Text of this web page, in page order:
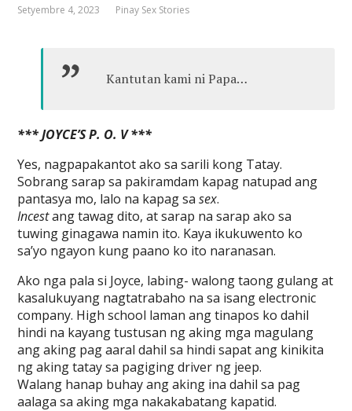
Setyembre 4, 2023 Pinay Sex Stories
Kantutan kami ni Papa…
*** JOYCE’S P. O. V ***
Yes, nagpapakantot ako sa sarili kong Tatay.
Sobrang sarap sa pakiramdam kapag natupad ang
pantasya mo, lalo na kapag sasex.
Incestang tawag dito, at sarap na sarap ako sa
tuwing ginagawa namin ito. Kaya ikukuwento ko
sa’yo ngayon kung paano ko ito naranasan.
Ako nga pala si Joyce, labing- walong taong gulang at
kasalukuyang nagtatrabaho na sa isang electronic
company. High school laman ang tinapos ko dahil
hindi na kayang tustusan ng aking mga magulang
ang aking pag aaral dahil sa hindi sapat ang kinikita
ng aking tatay sa pagiging driver ng jeep.
Walang hanap buhay ang aking ina dahil sa pag
aalaga sa aking mga nakakabatang kapatid.